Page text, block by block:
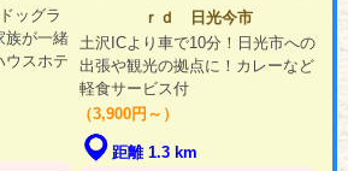
ッグラ
族が一緒
ウスホテ
ｒｄ 日光今市
土沢ICより車で10分！日光市への
出張や観光の拠点に！カレーなど
軽食サービス付
（3,900円～）
距離 1.3 km